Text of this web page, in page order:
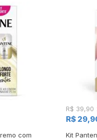
com
R$ 39,90
R$
Kit